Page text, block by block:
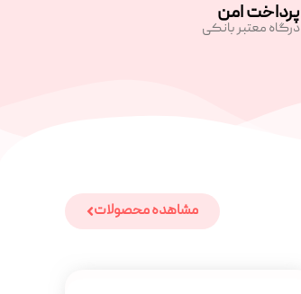
پرداخت امن
درگاه معتبر بانکی
مشاهده محصولات